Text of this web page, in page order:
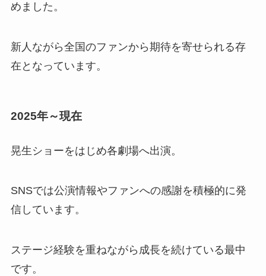
めました。
新人ながら全国のファンから期待を寄せられる存
在となっています。
2025年～現在
晃生ショーをはじめ各劇場へ出演。
SNSでは公演情報やファンへの感謝を積極的に発
信しています。
ステージ経験を重ねながら成長を続けている最中
です。